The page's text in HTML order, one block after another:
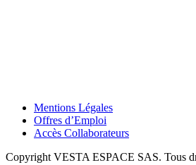
Mentions Légales
Offres d’Emploi
Accès Collaborateurs
Copyright VESTA ESPACE SAS. Tous